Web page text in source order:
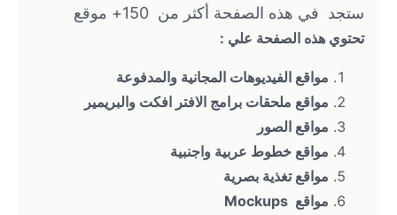
ستجد  في هذه الصفحة أكثر من  150+ موقع
تحتوي هذه الصفحة علي :
مواقع الفيديوهات المجانية والمدفوعة
مواقع ملحقات برامج الافتر افكت والبريمير
مواقع الصور
مواقع خطوط عربية واجنبية
مواقع تغذية بصرية
مواقع  Mockups